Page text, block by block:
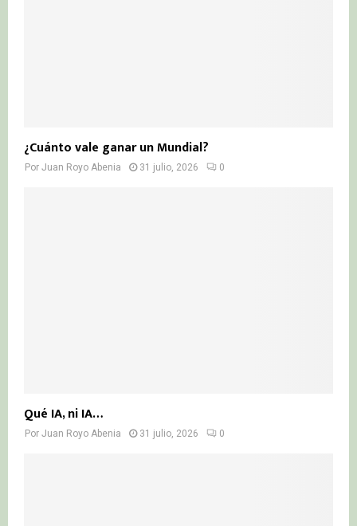
¿Cuánto vale ganar un Mundial?
Por Juan Royo Abenia 31 julio, 2026 0
Qué IA, ni IA…
Por Juan Royo Abenia 31 julio, 2026 0